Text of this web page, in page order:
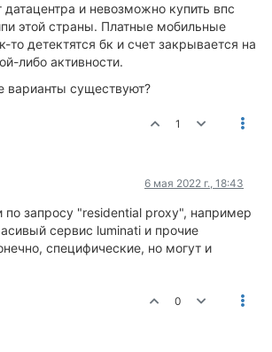
датацентра и невозможно купить впс
этой страны. Платные мобильные
то детектятся бк и счет закрывается на
либо активности.
варианты существуют?
1
6 мая 2022 г., 18:43
по запросу "residential proxy", например
сервис luminati и прочие
специфические, но могут и
0